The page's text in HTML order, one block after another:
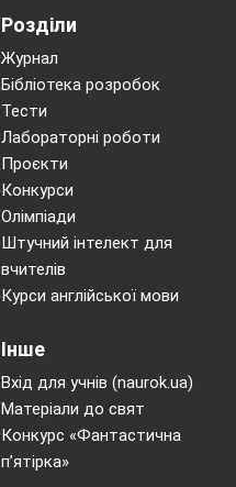
Розділи
Журнал
Бібліотека розробок
Тести
Лабораторні роботи
Проєкти
Конкурси
Олімпіади
Штучний інтелект для
вчителів
Курси англійської мови
Інше
Вхід для учнів (naurok.ua)
Матеріали до свят
Конкурс «Фантастична
п’ятірка»